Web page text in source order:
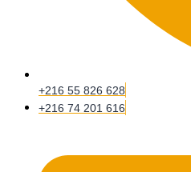
+216 55 826 628
+216 74 201 616